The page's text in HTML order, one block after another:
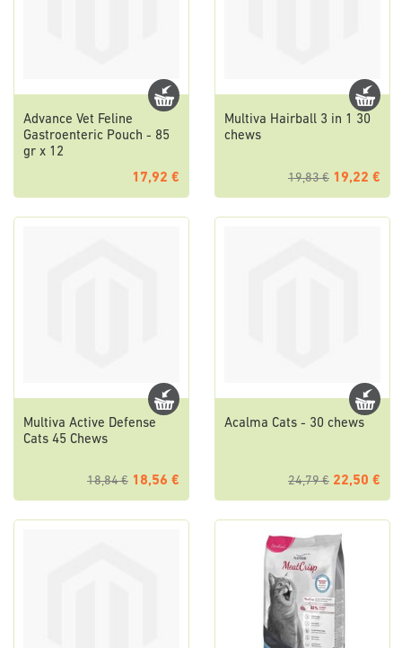
Advance Vet Feline
Gastroenteric Pouch - 85
gr x 12
17,92 €
Multiva Hairball 3 in 1 30
chews
19,83 € 19,22 €
Multiva Active Defense
Cats 45 Chews
18,84 € 18,56 €
Acalma Cats - 30 chews
24,79 € 22,50 €